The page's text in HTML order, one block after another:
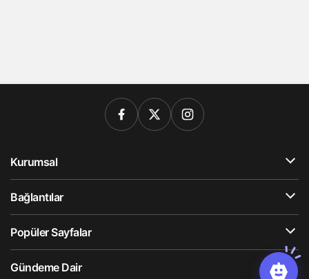
Kurumsal
Bağlantılar
Popüler Sayfalar
Gündeme Dair